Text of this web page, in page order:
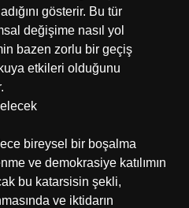
gösterir. Bu tür
değişime nasıl yol
bazen zorlu bir geçiş
etkileri olduğunu
bireysel bir boşalma
ve demokrasiye katılımın
bu katarsisin şekli,
ve iktidarın